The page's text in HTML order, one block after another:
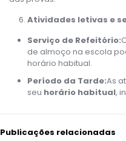
Atividades letivas e
Serviço de Refeitório:
de almoço na escola
horário habitual.
Período da Tarde:As
seu horário habitual,
Publicações relacionadas